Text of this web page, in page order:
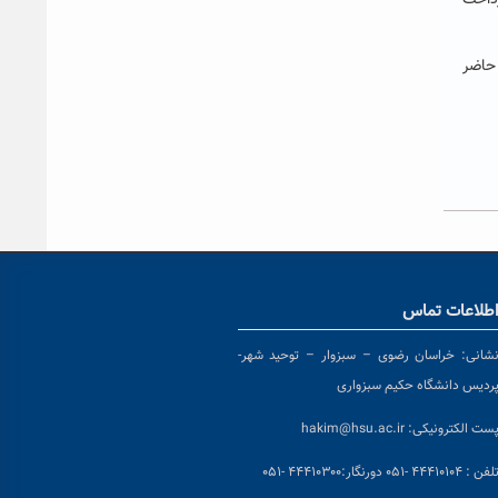
حاضر
اطلاعات تماس
نشانی: خراسان رضوی – سبزوار – توحید شهر-
پردیس دانشگاه حکیم سبزواری
پست الکترونیکی: hakim@hsu.ac.ir
تلفن : ۴۴۴۱۰۱۰۴ -۰۵۱ دورنگار:۴۴۴۱۰۳۰۰ -۰۵۱